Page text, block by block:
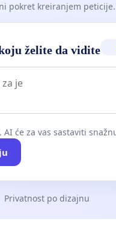
pokret kreiranjem peticije.
želite da vidite
će za vas sastaviti
Privatnost po dizajnu